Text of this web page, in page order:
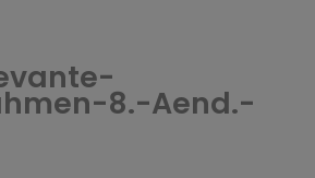
8.-Aend.-